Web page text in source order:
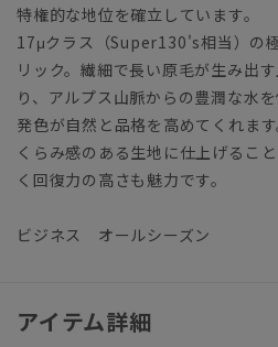
特権的な地位を確立しています。
17μクラス（Super130's相当）の
リック。繊細で長い原毛が生み出
り、アルプス山脈からの豊潤な水
発色が自然と品格を高めてくれま
くらみ感のある生地に仕上げるこ
く回復力の高さも魅力です。
ビジネス オールシーズン
アイテム詳細